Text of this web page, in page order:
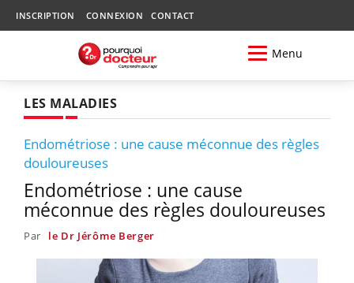
INSCRIPTION CONNEXION CONTACT
Menu
LES MALADIES
Endométriose : une cause méconnue des règles
douloureuses
Endométriose : une cause
méconnue des règles douloureuses
Par le Dr Jérôme Berger